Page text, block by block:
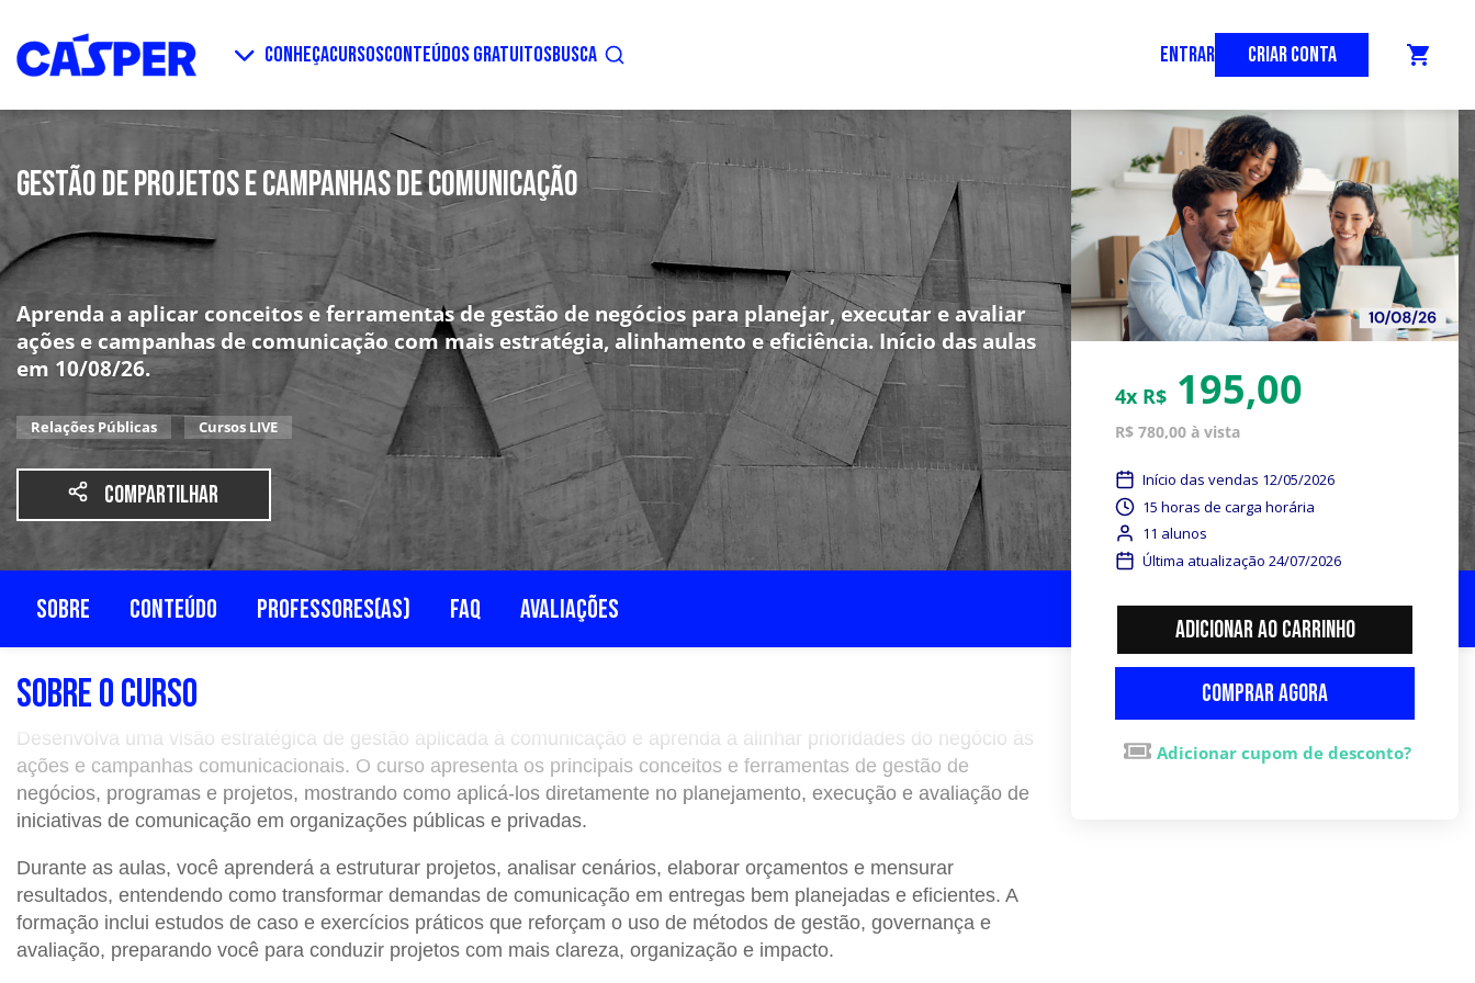
CONHEÇACURSOSCONTEÚDOS GRATUITOSBUSCA ENTRAR CRIAR CONTA shopping_cart
GESTÃO DE PROJETOS E CAMPANHAS DE COMUNICAÇÃO
Aprenda a aplicar conceitos e ferramentas de gestão de negócios para planejar, executar e avaliar
ações e campanhas de comunicação com mais estratégia, alinhamento e eficiência. Início das aulas
em 10/08/26.
Relações Públicas Cursos LIVE
Compartilhar
SOBRE CONTEÚDO PROFESSORES(AS) FAQ AVALIAÇÕES
SOBRE O CURSO
Desenvolva uma visão estratégica de gestão aplicada à comunicação e aprenda a alinhar prioridades do negócio às
ações e campanhas comunicacionais. O curso apresenta os principais conceitos e ferramentas de gestão de
negócios, programas e projetos, mostrando como aplicá-los diretamente no planejamento, execução e avaliação de
iniciativas de comunicação em organizações públicas e privadas.
Durante as aulas, você aprenderá a estruturar projetos, analisar cenários, elaborar orçamentos e mensurar
resultados, entendendo como transformar demandas de comunicação em entregas bem planejadas e eficientes. A
formação inclui estudos de caso e exercícios práticos que reforçam o uso de métodos de gestão, governança e
avaliação, preparando você para conduzir projetos com mais clareza, organização e impacto.
4x R$ 195,00
R$ 780,00 à vista
Início das vendas 12/05/2026
15 horas de carga horária
11 alunos
Última atualização 24/07/2026
Adicionar ao carrinho
Comprar agora
Adicionar cupom de desconto?